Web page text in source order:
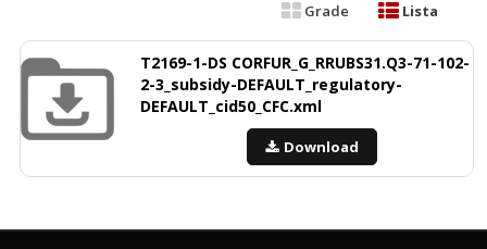
Grade Lista
T2169-1-DS CORFUR_G_RRUBS31.Q3-71-102-
2-3_subsidy-DEFAULT_regulatory-
DEFAULT_cid50_CFC.xml
Download